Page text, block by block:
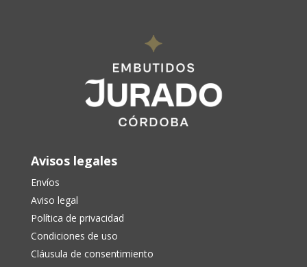
Avisos legales
Envíos
Aviso legal
Política de privacidad
Condiciones de uso
Cláusula de consentimiento